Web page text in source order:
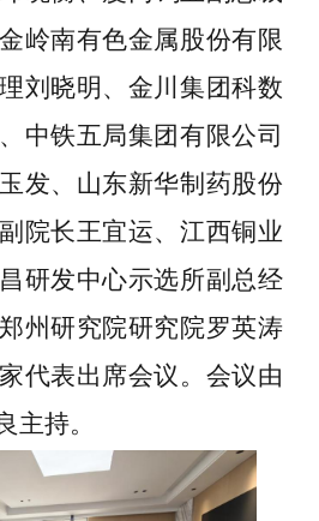
岭南有色金属股份有限
刘晓明、金川集团科数
中铁五局集团有限公司
发、山东新华制药股份
院长王宜运、江西铜业
研发中心示选所副总经
州研究院研究院罗英涛
代表出席会议。会议由
主持。